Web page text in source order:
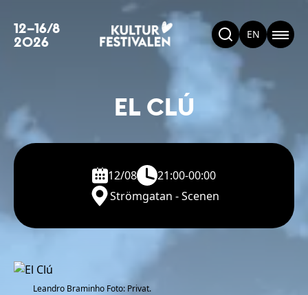
12–16/8
2026 EN
EL CLÚ
12/08
21:00-00:00
Strömgatan - Scenen
Leandro Braminho Foto: Privat.